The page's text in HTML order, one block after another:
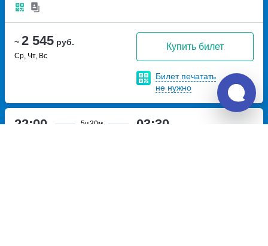
~ 2 545 руб.
Ср, Чт, Вс
Купить билет
Билет печатать
не нужно
22:00 5ч30м 03:30